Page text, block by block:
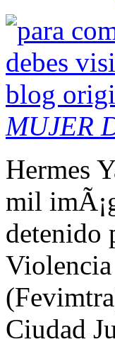
MUJER
Hermes
mil
detenido
Violencia
Ciudad